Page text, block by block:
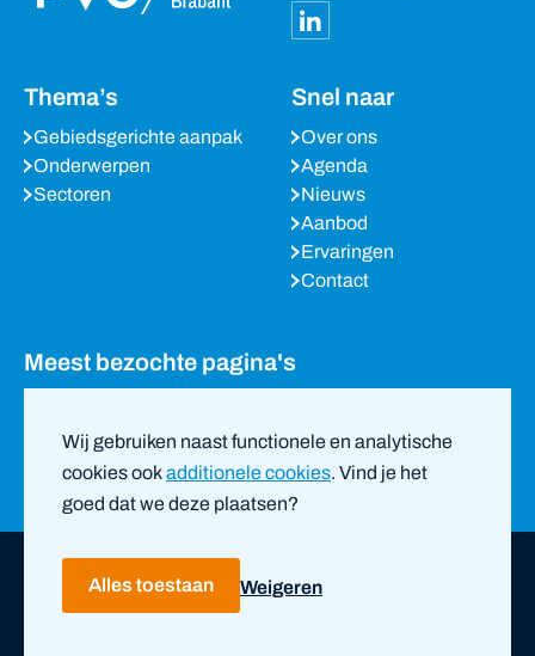
Wij gebruiken naast functionele en analytische
cookies ookadditionele cookies. Vind je het
goed dat we deze plaatsen?
Alles toestaan Weigeren
Thema’s
Gebiedsgerichte aanpak
Onderwerpen
Sectoren
Snel naar
Over ons
Agenda
Nieuws
Aanbod
Ervaringen
Contact
Meest bezochte pagina's
Nieuws
Copyright ©2026PVO Oost-Brabant |